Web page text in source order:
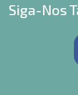
Siga-Nos